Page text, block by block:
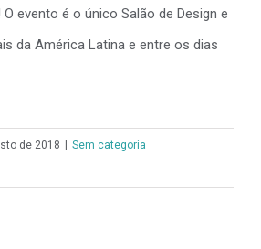
evento é o único Salão de Design e
da América Latina e entre os dias
de 2018
Sem categoria